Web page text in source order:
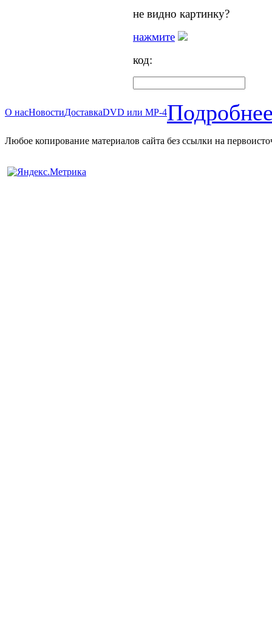
не видно картинку?
нажмите
код:
О насНовостиДоставкаDVD или MP-4
Любое копирование материалов сайта без ссылки на